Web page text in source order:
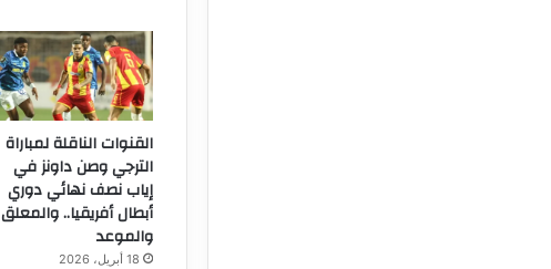
القنوات الناقلة لمباراة
الترجي وصن داونز في
إياب نصف نهائي دوري
أبطال أفريقيا.. والمعلق
والموعد
18 أبريل، 2026